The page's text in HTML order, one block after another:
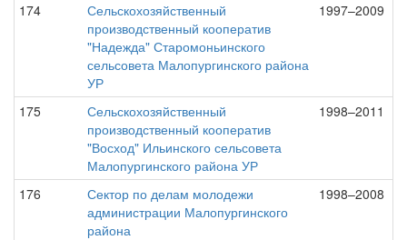
174
Сельскохозяйственный
производственный кооператив
"Надежда" Старомоньинского
сельсовета Малопургинского района
УР
1997–2009
175
Сельскохозяйственный
производственный кооператив
"Восход" Ильинского сельсовета
Малопургинского района УР
1998–2011
176
Сектор по делам молодежи
администрации Малопургинского
района
1998–2008